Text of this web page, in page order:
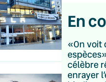
En
«On voit
célèbre
enrayer